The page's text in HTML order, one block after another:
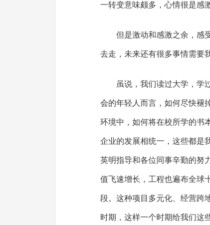
一转变意味颇多，心情很是感
但是激动和感激之余，感
去走，未来还有很多事情需要
虽说，我们读过大学，学
会的年轻人而言，如何尽快褪
环境中，如何将在校所学的书
企业的发展相统一，这些都是
英明指导和各位同事辛勤的努
值飞速增长，工程也遍布全球
段。这种项目多元化、经营跨
时期，这样一个时期给我们这